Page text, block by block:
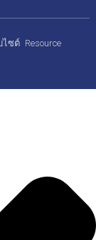
ไซต์ Resource